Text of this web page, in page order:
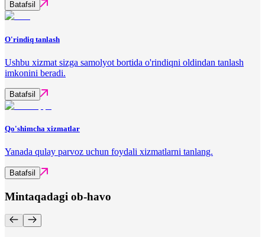
Batafsil
O'rindiq tanlash
Ushbu xizmat sizga samolyot bortida o'rindiqni oldindan tanlash
imkonini beradi.
Batafsil
Qo'shimcha xizmatlar
Yanada qulay parvoz uchun foydali xizmatlarni tanlang.
Batafsil
Mintaqadagi ob-havo